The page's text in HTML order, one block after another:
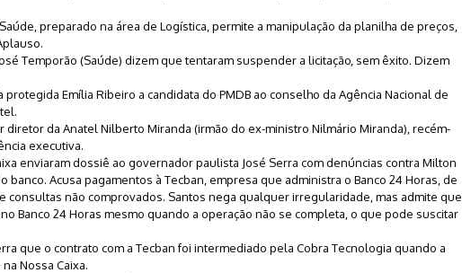
preparado na área de Logística, permite a manipulação da planilha de preços,
Temporão (Saúde) dizem que tentaram suspender a licitação, sem êxito. Dizem
protegida Emília Ribeiro a candidata do PMDB ao conselho da Agência Nacional de
diretor da Anatel Nilberto Miranda (irmão do ex-ministro Nilmário Miranda), recém-
executiva.
enviaram dossiê ao governador paulista José Serra com denúncias contra Milton
banco. Acusa pagamentos à Tecban, empresa que administra o Banco 24 Horas, de
consultas não comprovados. Santos nega qualquer irregularidade, mas admite que
Banco 24 Horas mesmo quando a operação não se completa, o que pode suscitar
que o contrato com a Tecban foi intermediado pela Cobra Tecnologia quando a
Nossa Caixa.